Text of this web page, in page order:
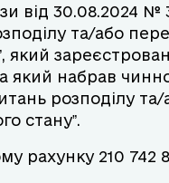
від 30.08.2024
та/або
набрав
розподілу
стануˮ.
рахунку 210 742